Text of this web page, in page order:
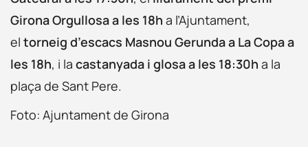
Girona Orgullosa a les 18h a l’Ajuntament,
el torneig d’escacs Masnou Gerunda a La Copa a
les 18h, i la castanyada i glosa a les 18:30h a la
plaça de Sant Pere.
Foto: Ajuntament de Girona